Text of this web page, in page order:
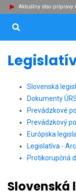
Aktuálny stav
Slovenská
Dokumenty
Prevádzkové
Prevádzkový
Európska
Legislatíva -
Protikorupčná